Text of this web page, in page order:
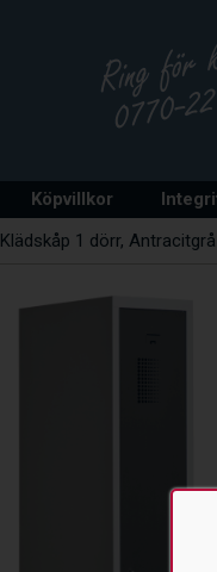
Köpvillkor
Klädskåp 1 dörr, Antracitgrå